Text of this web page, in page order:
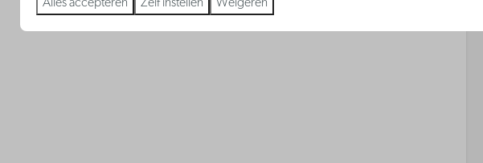
Alles accepteren Zelf instellen Weigeren